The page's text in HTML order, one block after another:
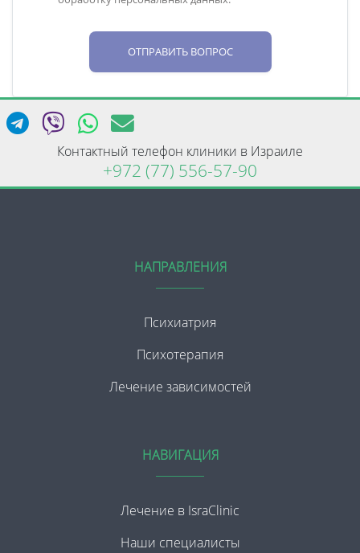
ОТПРАВИТЬ ВОПРОС
Контактный телефон клиники в Израиле
+972 (77) 556-57-90
НАПРАВЛЕНИЯ
Психиатрия
Психотерапия
Лечение зависимостей
НАВИГАЦИЯ
Лечение в IsraClinic
Наши специалисты